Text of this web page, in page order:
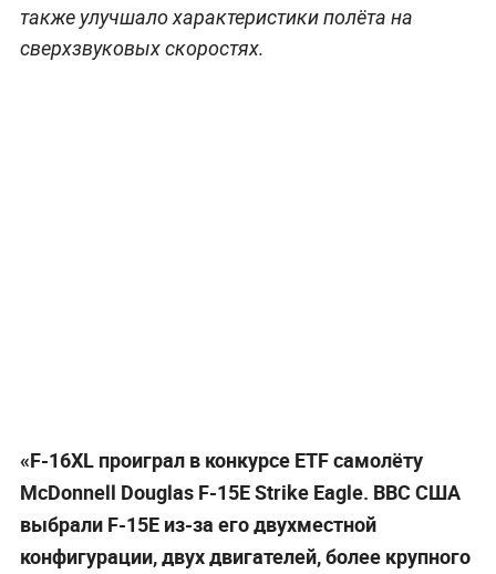
также улучшало характеристики полёта на
сверхзвуковых скоростях.
«F-16XL проиграл в конкурсе ETF самолёту
McDonnell Douglas F-15E Strike Eagle. ВВС США
выбрали F-15E из-за его двухместной
конфигурации, двух двигателей, более крупного